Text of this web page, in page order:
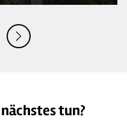
tun?